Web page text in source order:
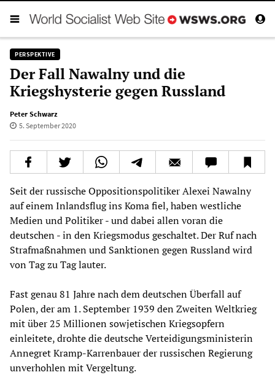
PERSPEKTIVE
Der Fall Nawalny und die
Kriegshysterie gegen Russland
Peter Schwarz
5. September 2020
Seit der russische Oppositionspolitiker Alexei Nawalny
auf einem Inlandsflug ins Koma fiel, haben westliche
Medien und Politiker - und dabei allen voran die
deutschen - in den Kriegsmodus geschaltet. Der Ruf nach
Strafmaßnahmen und Sanktionen gegen Russland wird
von Tag zu Tag lauter.
Fast genau 81 Jahre nach dem deutschen Überfall auf
Polen, der am 1. September 1939 den Zweiten Weltkrieg
mit über 25 Millionen sowjetischen Kriegsopfern
einleitete, drohte die deutsche Verteidigungsministerin
Annegret Kramp-Karrenbauer der russischen Regierung
unverhohlen mit Vergeltung.